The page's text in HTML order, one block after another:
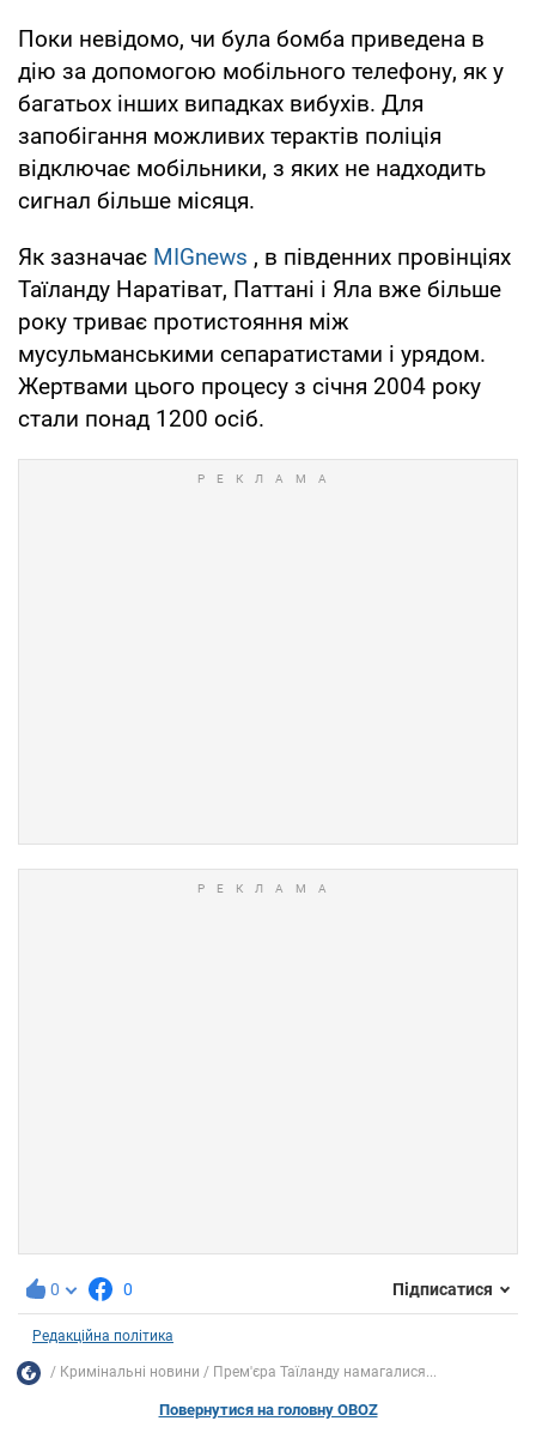
Поки невідомо, чи була бомба приведена в
дію за допомогою мобільного телефону, як у
багатьох інших випадках вибухів. Для
запобігання можливих терактів поліція
відключає мобільники, з яких не надходить
сигнал більше місяця.
Як зазначає MIGnews , в південних провінціях
Таїланду Наратіват, Паттані і Яла вже більше
року триває протистояння між
мусульманськими сепаратистами і урядом.
Жертвами цього процесу з січня 2004 року
стали понад 1200 осіб.
0 0 Підписатися
Редакційна політика
Кримінальні новини Прем'єра Таїланду намагалися...
Повернутися на головну OBOZ